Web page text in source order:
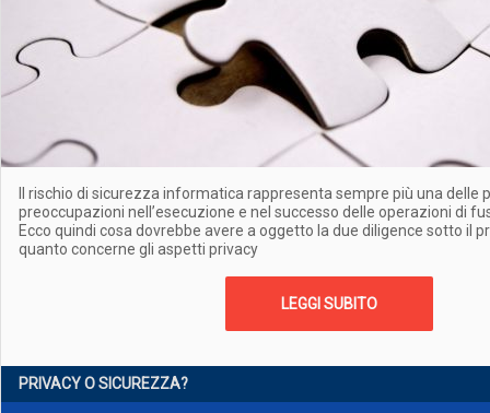
Il rischio di sicurezza informatica rappresenta sempre più una delle
preoccupazioni nell’esecuzione e nel successo delle operazioni di
Ecco quindi cosa dovrebbe avere a oggetto la due diligence sotto il
quanto concerne gli aspetti privacy
LEGGI SUBITO
PRIVACY O SICUREZZA?